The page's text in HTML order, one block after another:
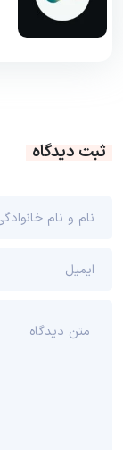
ثبت دیدگاه